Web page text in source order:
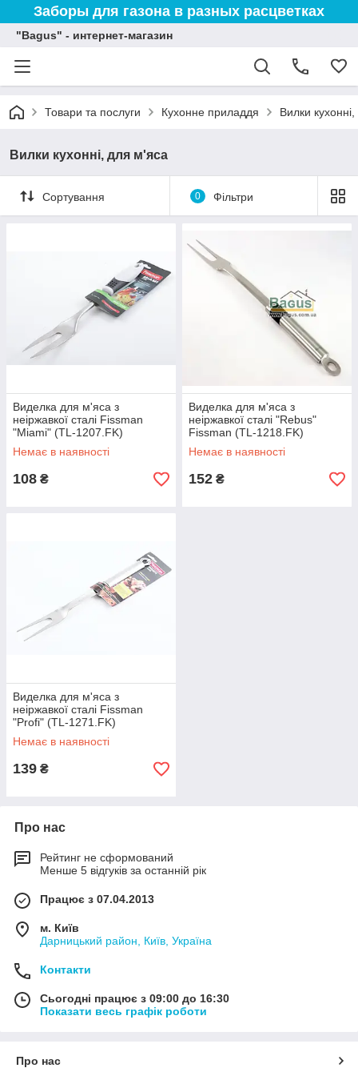
Заборы для газона в разных расцветках
"Bagus" - интернет-магазин
Товари та послуги Кухонне приладдя Вилки
Вилки кухонні, для м'яса
Сортування 0 Фільтри
Виделка для м'яса з
неіржавкої сталі Fissman
"Miami" (TL-1207.FK)
Немає в наявності
108 ₴
Виделка для м'яса з
неіржавкої сталі "Rebus"
Fissman (TL-1218.FK)
Немає в наявності
152 ₴
Виделка для м'яса з
неіржавкої сталі Fissman
"Profi" (TL-1271.FK)
Немає в наявності
139 ₴
Про нас
Рейтинг не сформований
Менше 5 відгуків за останній рік
Працює з 07.04.2013
м. Київ
Дарницький район, Київ, Україна
Контакти
Сьогодні працює з 09:00 до 16:30
Показати весь графік роботи
Про нас